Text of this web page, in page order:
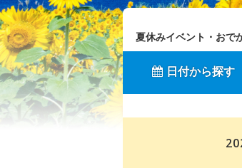
夏休みイベント・おで
日付から探す